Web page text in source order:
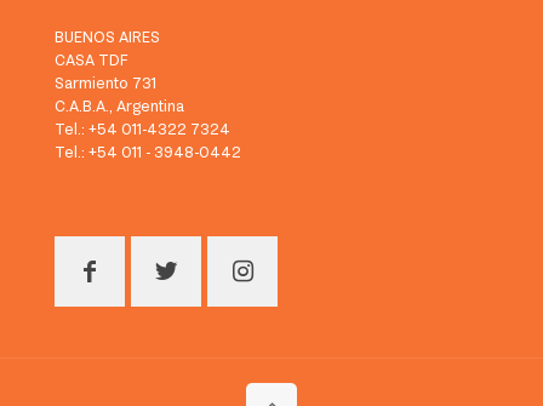
BUENOS AIRES
CASA TDF
Sarmiento 731
C.A.B.A., Argentina
Tel.: +54 011-4322 7324
Tel.: +54 011 - 3948-0442